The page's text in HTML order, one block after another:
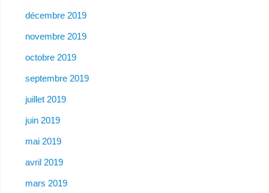
décembre 2019
novembre 2019
octobre 2019
septembre 2019
juillet 2019
juin 2019
mai 2019
avril 2019
mars 2019